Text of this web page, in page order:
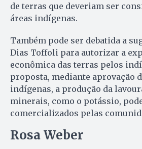
de terras que deveriam ser
áreas indígenas.
Também pode ser debatida a
Dias Toffoli para autorizar a
econômica das terras pelos
proposta, mediante aprovação
indígenas, a produção da
minerais, como o potássio,
comercializados pelas
Rosa Weber